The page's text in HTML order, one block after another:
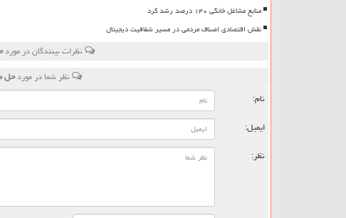
منابع مشاغل خانگی ۱۴۰ درصد رشد کرد
نقش اقتصادی اصناف مردمی در مسیر شفافیت دیجیتال
نظرات بینندگان در مورد
نظر شما در موردحل
نام:
ایمیل:
نظر: